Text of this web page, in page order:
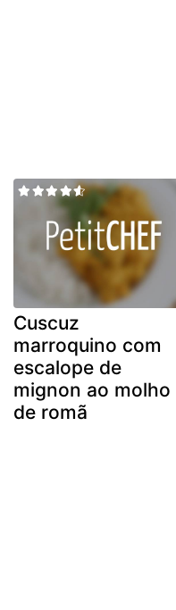
Cuscuz
marroquino com
escalope de
mignon ao molho
de romã